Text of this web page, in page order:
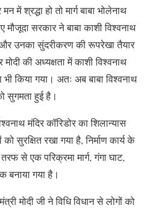
में श्रद्धा हो तो मार्ग बाबा भोलेनाथ
मौजूदा सरकार ने बाबा काशी विश्वनाथ
उनका सुंदरीकरण की रूपरेखा तैयार
की अध्यक्षता में काशी विश्वनाथ
भी किया गया। अतः अब बाबा विश्वनाथ
सुगमता हुई है।
मंदिर कॉरिडोर का शिलान्यास
सुरक्षित रखा गया है, निर्माण कार्य के
से एक परिक्रमा मार्ग, गंगा घाट,
बनाया गया है।
मोदी जी ने विधि विधान से लोगों को